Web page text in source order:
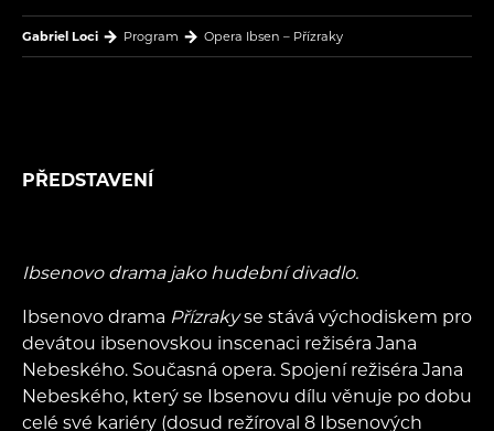
Gabriel Loci Program Opera Ibsen – Přízraky
PŘEDSTAVENÍ
Ibsenovo drama jako hudební divadlo.
Ibsenovo drama Přízrakyse stává východiskem pro
devátou ibsenovskou inscenaci režiséra Jana
Nebeského. Současná opera. Spojení režiséra Jana
Nebeského, který se Ibsenovu dílu věnuje po dobu
celé své kariéry (dosud režíroval 8 Ibsenových